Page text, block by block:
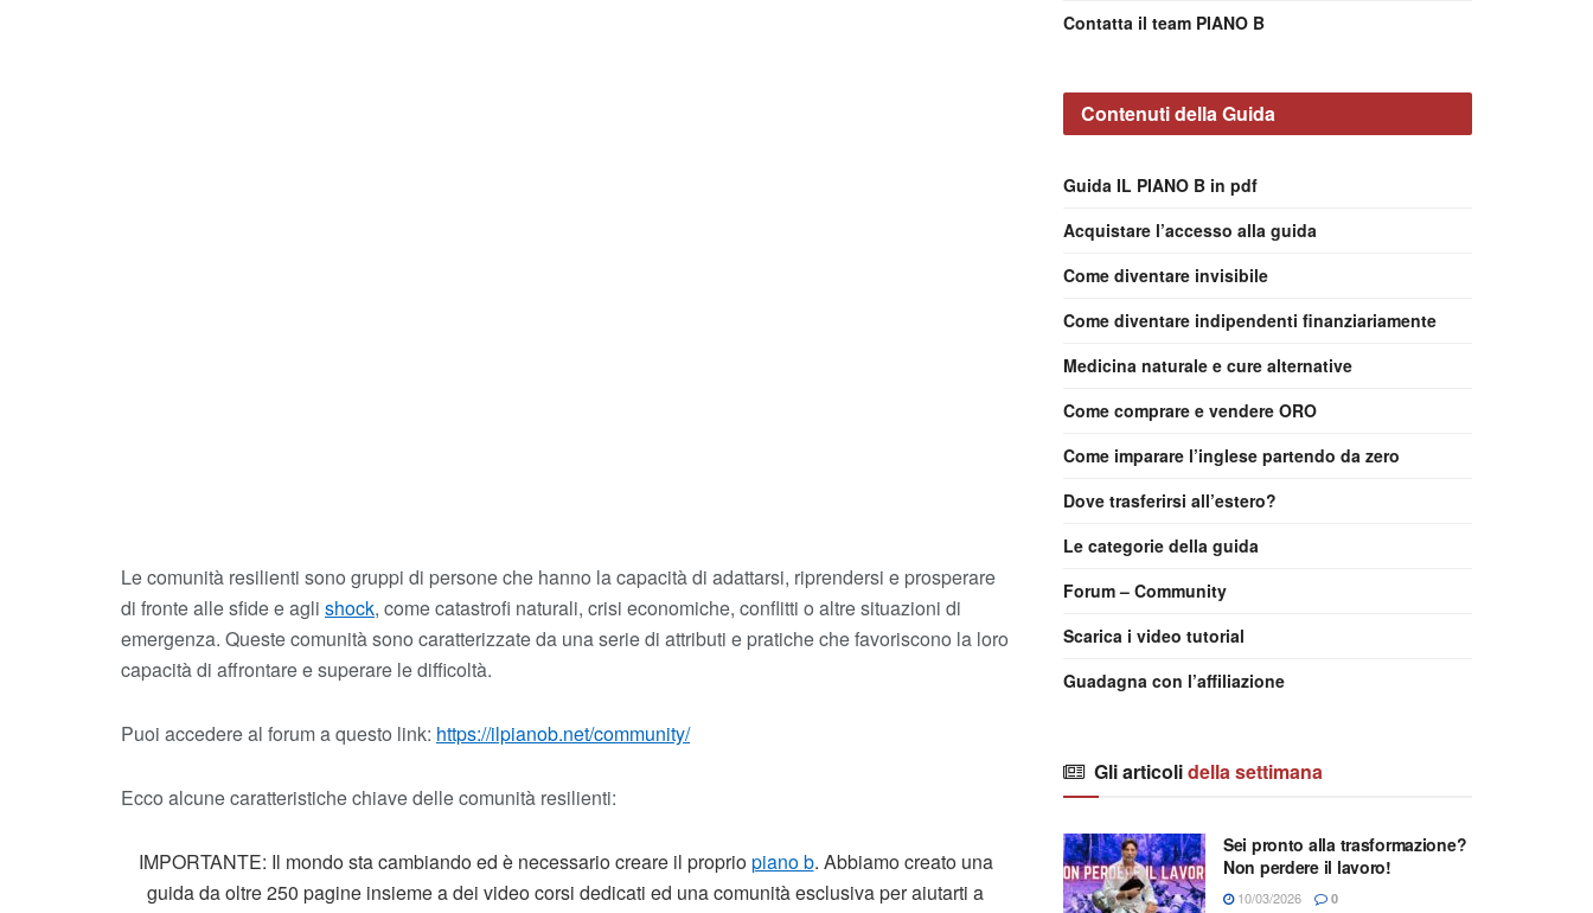
Le comunità resilienti sono gruppi di persone che hanno la capacità di adattarsi, riprendersi e prosperare
di fronte alle sfide e agli shock, come catastrofi naturali, crisi economiche, conflitti o altre situazioni di
emergenza. Queste comunità sono caratterizzate da una serie di attributi e pratiche che favoriscono la loro
capacità di affrontare e superare le difficoltà.
Puoi accedere al forum a questo link: https://ilpianob.net/community/
Ecco alcune caratteristiche chiave delle comunità resilienti:
IMPORTANTE: Il mondo sta cambiando ed è necessario creare il propriopiano b. Abbiamo creato una
guida da oltre 250 pagine insieme a dei video corsi dedicati ed una comunità esclusiva per aiutarti a
Contatta il team PIANO B
Contenuti della Guida
Guida IL PIANO B in pdf
Acquistare l’accesso alla guida
Come diventare invisibile
Come diventare indipendenti finanziariamente
Medicina naturale e cure alternative
Come comprare e vendere ORO
Come imparare l’inglese partendo da zero
Dove trasferirsi all’estero?
Le categorie della guida
Forum – Community
Scarica i video tutorial
Guadagna con l’affiliazione
Gli articolidella settimana
Sei pronto alla trasformazione?
Non perdere il lavoro!
10/03/2026 0